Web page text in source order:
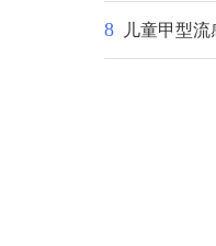
8 儿童甲型